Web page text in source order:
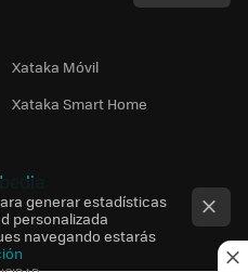
Xataka Móvil
Xataka Smart Home
generar estadísticas
personalizada
navegando estarás